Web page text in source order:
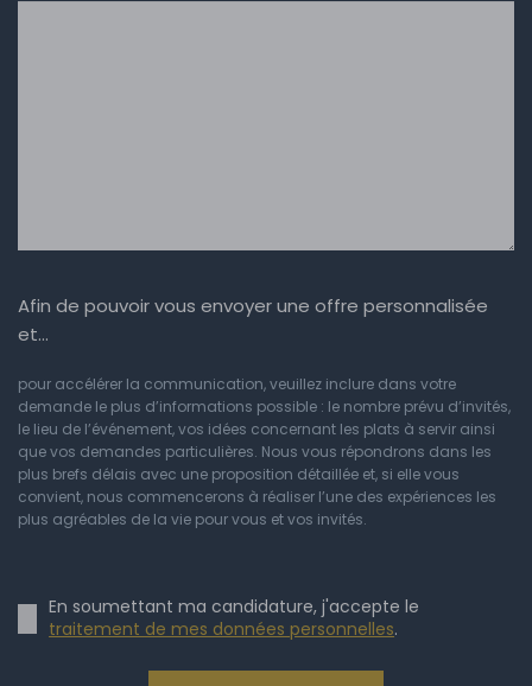
Afin de pouvoir vous envoyer une offre personnalisée
et…
pour accélérer la communication, veuillez inclure dans votre
demande le plus d’informations possible : le nombre prévu d’invités,
le lieu de l’événement, vos idées concernant les plats à servir ainsi
que vos demandes particulières. Nous vous répondrons dans les
plus brefs délais avec une proposition détaillée et, si elle vous
convient, nous commencerons à réaliser l’une des expériences les
plus agréables de la vie pour vous et vos invités.
En soumettant ma candidature, j'accepte le
traitement de mes données personnelles.